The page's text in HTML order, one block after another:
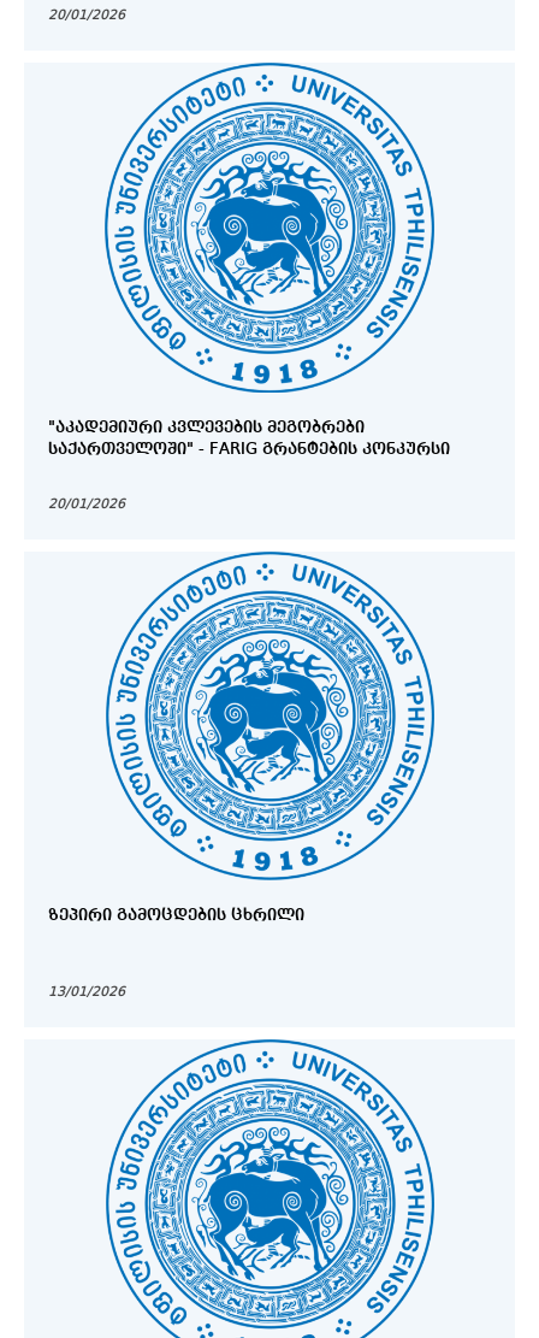
20/01/2026
"ᲐᲙᲐᲓᲔᲛᲘᲣᲠᲘ ᲙᲕᲚᲔᲕᲔᲑᲘᲡ ᲛᲔᲒᲝᲑᲠᲔᲑᲘ
ᲡᲐᲥᲐᲠᲗᲕᲔᲚᲝᲨᲘ" - FARIG ᲒᲠᲐᲜᲢᲔᲑᲘᲡ ᲙᲝᲜᲙᲣᲠᲡᲘ
20/01/2026
ᲖᲔᲞᲘᲠᲘ ᲒᲐᲛᲝᲪᲓᲔᲑᲘᲡ ᲪᲮᲠᲘᲚᲘ
13/01/2026